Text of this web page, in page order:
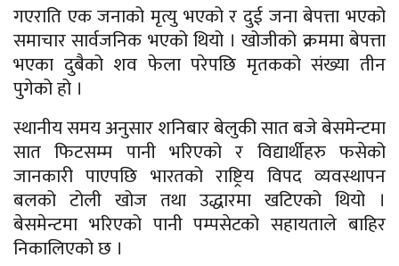
गएराति एक जनाको मृत्यु भएको र दुई जना बेपत्ता भएको
समाचार सार्वजनिक भएको थियो । खोजीको क्रममा बेपत्ता
भएका दुबैको शव फेला परेपछि मृतकको संख्या तीन
पुगेको हो ।
स्थानीय समय अनुसार शनिबार बेलुकी सात बजे बेसमेन्टमा
सात फिटसम्म पानी भरिएको र विद्यार्थीहरु फसेको
जानकारी पाएपछि भारतको राष्ट्रिय विपद व्यवस्थापन
बलको टोली खोज तथा उद्धारमा खटिएको थियो ।
बेसमेन्टमा भरिएको पानी पम्पसेटको सहायताले बाहिर
निकालिएको छ ।